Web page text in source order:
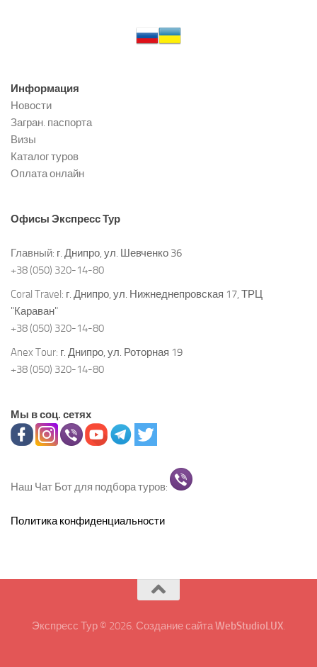
Информация
Новости
Загран. паспорта
Визы
Каталог туров
Оплата онлайн
Офисы Экспресс Тур
Главный: г. Днипро, ул. Шевченко 36
+38 (050) 320-14-80
Coral Travel: г. Днипро, ул. Нижнеднепровская 17, ТРЦ
"Караван"
+38 (050) 320-14-80
Anex Tour: г. Днипро, ул. Роторная 19
+38 (050) 320-14-80
Мы в соц. сетях
Наш Чат Бот для подбора туров:
Политика конфиденциальности
Экспресс Тур © 2026. Создание сайтаWebStudioLUX.